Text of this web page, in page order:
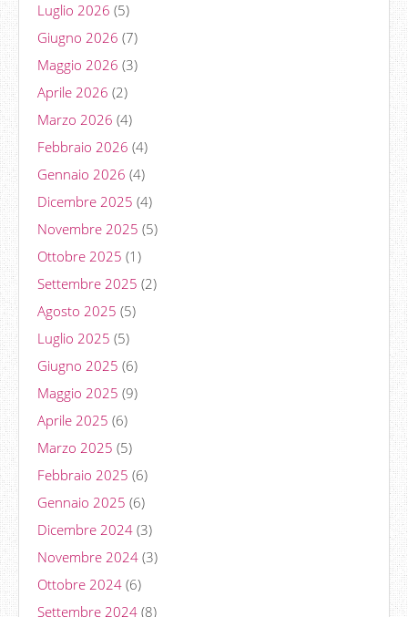
Luglio 2026 (5)
Giugno 2026 (7)
Maggio 2026 (3)
Aprile 2026 (2)
Marzo 2026 (4)
Febbraio 2026 (4)
Gennaio 2026 (4)
Dicembre 2025 (4)
Novembre 2025 (5)
Ottobre 2025 (1)
Settembre 2025 (2)
Agosto 2025 (5)
Luglio 2025 (5)
Giugno 2025 (6)
Maggio 2025 (9)
Aprile 2025 (6)
Marzo 2025 (5)
Febbraio 2025 (6)
Gennaio 2025 (6)
Dicembre 2024 (3)
Novembre 2024 (3)
Ottobre 2024 (6)
Settembre 2024 (8)